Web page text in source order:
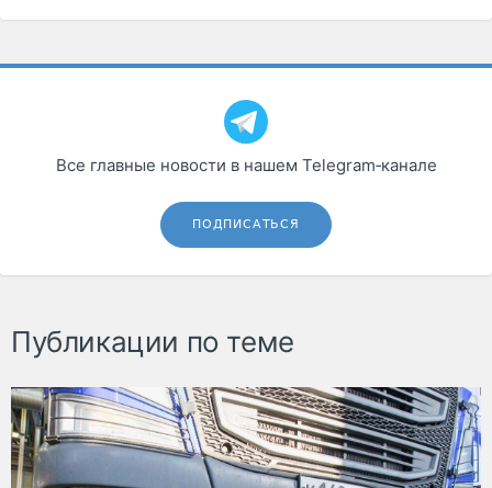
Все главные новости в нашем Telegram‑канале
ПОДПИСАТЬСЯ
Публикации по теме